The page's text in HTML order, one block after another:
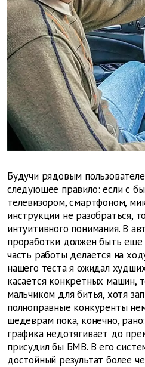
Будучи рядовым
следующее правило: если с
телевизором, смартфоном,
инструкции не разобраться,
интуитивного понимания. В
проработки должен быть
часть работы делается на
нашего теста я ожидал
касается конкретных машин,
мальчиком для битья, хотя
полноправные конкуренты
шедеврам пока, конечно,
графика недотягивает до
присудил бы БМВ. В его
достойный результат более